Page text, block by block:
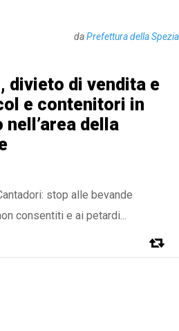
daPrefettura della Spezia
divieto di vendita e
e contenitori in
della
stop alle bevande
consentiti e ai petardi...